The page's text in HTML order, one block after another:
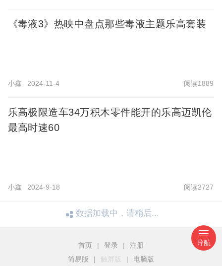
《毒液3》热映中盘点那些毒液主题乐高套装
小鑫 2024-11-4 阅读1889
乐高极限造车34万积木零件能开的乐高迈凯伦
最高时速60
小鑫 2024-9-18 阅读2727
数据加载中，请稍后...
首页 | 登录 |
注册
简易版
| 触屏版 | 电脑版
导航